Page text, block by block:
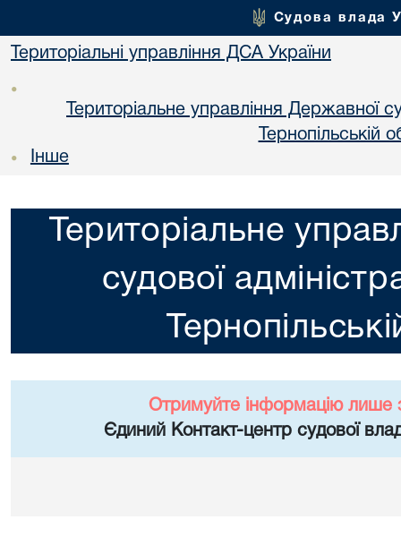
Судова влада
Територіальні управління ДСА України
•
Територіальне управління Державної
Тернопільській
• Інше
Територіальне
судової
Отримуйте інформацію лише
Єдиний Контакт-центр судової